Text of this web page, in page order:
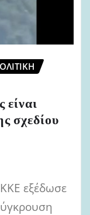
σχεδίου
εξέδωσε